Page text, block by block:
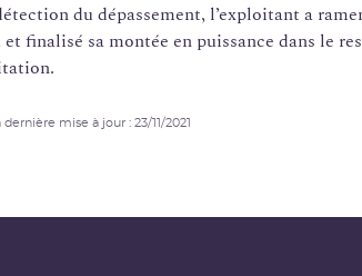
du dépassement, l’exploitant a
finalisé sa montée en puissance dans le
mise à jour : 23/11/2021